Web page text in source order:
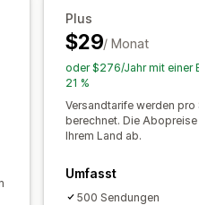
Plus
$29/ Monat
oder $276/Jahr mit einer
21 %
Versandtarife werden pro
berechnet. Die
Ihrem Land ab.
Umfasst
500 Sendungen